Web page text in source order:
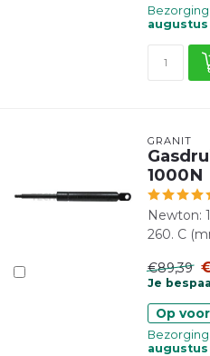
Bezorging
augustus
GRANIT
1000N
Newton:
260. C
€89,39
Je
Op
Bezorging
augustus